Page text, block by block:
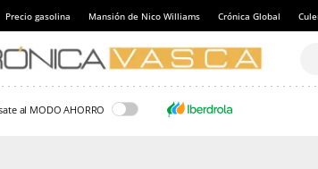
Precio gasolina Mansión de Nico Williams Crónica Global
al MODO AHORRO